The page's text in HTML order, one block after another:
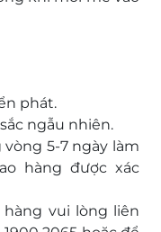
cấp: tăng khả
biến dạng.
bề mặt tiếp
tăng khả năng
coating 7 lớp siêu
mái nấu ăn hay
gây nguy hiểm
phát.
ngẫu nhiên.
5-7 ngày làm
hàng được xác
vui lòng liên